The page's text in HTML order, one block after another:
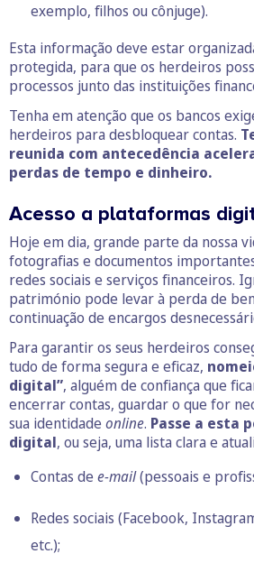
exemplo, filhos ou cônjuge).
Esta informação deve estar
protegida, para que os herdeiros
processos junto das instituições
Tenha em atenção que os bancos
herdeiros para desbloquear contas.
reunida com antecedência
perdas de tempo e dinheiro.
Acesso a plataformas
Hoje em dia, grande parte da nossa
fotografias e documentos
redes sociais e serviços financeiros.
património pode levar à perda de
continuação de encargos
Para garantir os seus herdeiros
tudo de forma segura e eficaz,
digital”, alguém de confiança que
encerrar contas, guardar o que for
sua identidade online. Passe a esta
digital, ou seja, uma lista clara e
Contas de e-mail(pessoais e
Redes sociais (Facebook,
etc.);